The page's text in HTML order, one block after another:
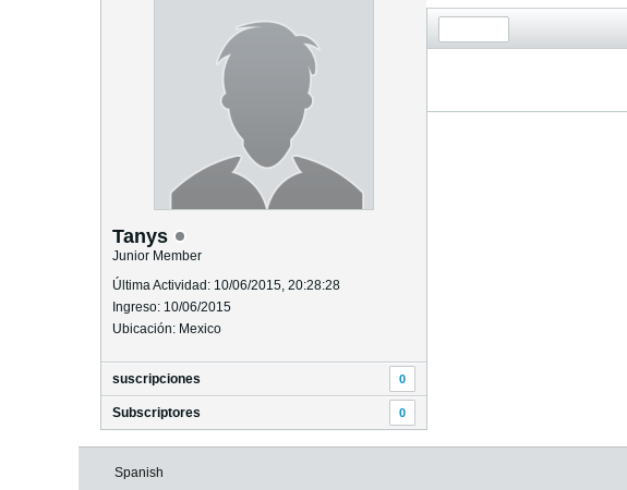
Tanys
Junior Member
Última Actividad: 10/06/2015, 20:28:28
Ingreso: 10/06/2015
Ubicación: Mexico
suscripciones 0
Subscriptores 0
Spanish